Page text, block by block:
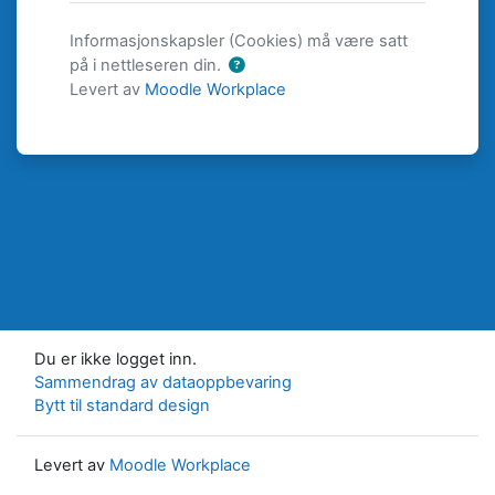
Informasjonskapsler (Cookies) må være satt
på i nettleseren din.
Levert av Moodle Workplace
Du er ikke logget inn.
Sammendrag av dataoppbevaring
Bytt til standard design
Levert av Moodle Workplace